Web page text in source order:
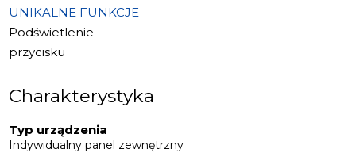
UNIKALNE FUNKCJE
Podświetlenie
przycisku
Charakterystyka
Typ urządzenia
Indywidualny panel zewnętrzny